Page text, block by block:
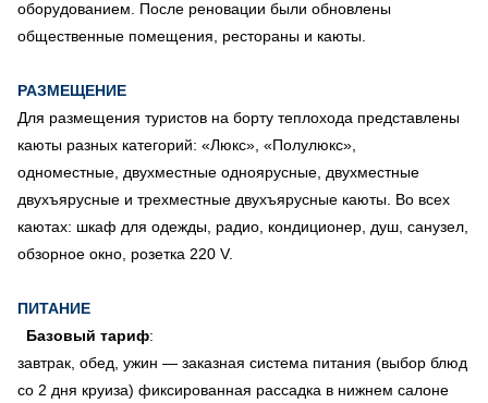
оборудованием. После реновации были обновлены
общественные помещения, рестораны и каюты.
РАЗМЕЩЕНИЕ
Для размещения туристов на борту теплохода представлены
каюты разных категорий: «Люкс», «Полулюкс»,
одноместные, двухместные одноярусные, двухместные
двухъярусные и трехместные двухъярусные каюты. Во всех
каютах: шкаф для одежды, радио, кондиционер, душ, санузел,
обзорное окно, розетка 220 V.
ПИТАНИЕ
Базовый тариф:
завтрак, обед, ужин — заказная система питания (выбор блюд
со 2 дня круиза) фиксированная рассадка в нижнем салоне